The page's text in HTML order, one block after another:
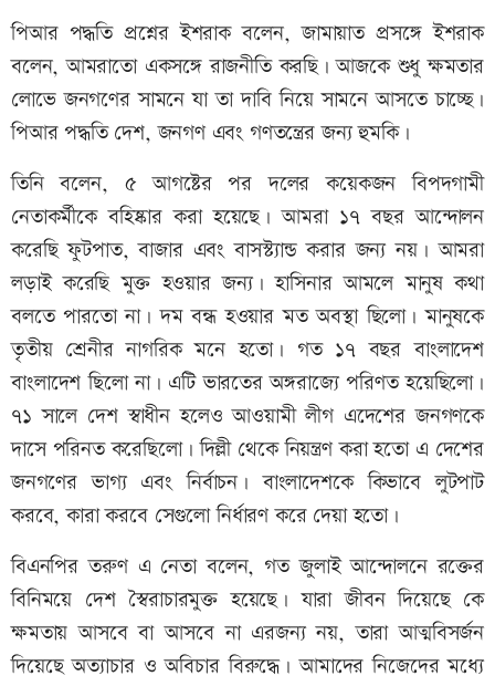
পিআর পদ্ধতি প্রশ্নের ইশরাক বলেন, জামায়াত প্রসঙ্গে ইশরাক
বলেন, আমরাতো একসঙ্গে রাজনীতি করছি। আজকে শুধু ক্ষমতার
লোভে জনগণের সামনে যা তা দাবি নিয়ে সামনে আসতে চাচ্ছে।
পিআর পদ্ধতি দেশ, জনগণ এবং গণতন্ত্রের জন্য হুমকি।
তিনি বলেন, ৫ আগষ্টের পর দলের কয়েকজন বিপদগামী
নেতাকর্মীকে বহিষ্কার করা হয়েছে। আমরা ১৭ বছর আন্দোলন
করেছি ফুটপাত, বাজার এবং বাসস্ট্যান্ড করার জন্য নয়। আমরা
লড়াই করেছি মুক্ত হওয়ার জন্য। হাসিনার আমলে মানুষ কথা
বলতে পারতো না। দম বন্ধ হওয়ার মত অবস্থা ছিলো। মানুষকে
তৃতীয় শ্রেনীর নাগরিক মনে হতো। গত ১৭ বছর বাংলাদেশ
বাংলাদেশ ছিলো না। এটি ভারতের অঙ্গরাজ্যে পরিণত হয়েছিলো।
৭১ সালে দেশ স্বাধীন হলেও আওয়ামী লীগ এদেশের জনগণকে
দাসে পরিনত করেছিলো। দিল্লী থেকে নিয়ন্ত্রণ করা হতো এ দেশের
জনগণের ভাগ্য এবং নির্বাচন। বাংলাদেশকে কিভাবে লুটপাট
করবে, কারা করবে সেগুলো নির্ধারণ করে দেয়া হতো।
বিএনপির তরুণ এ নেতা বলেন, গত জুলাই আন্দোলনে রক্তের
বিনিময়ে দেশ স্বৈরাচারমুক্ত হয়েছে। যারা জীবন দিয়েছে কে
ক্ষমতায় আসবে বা আসবে না এরজন্য নয়, তারা আত্মবিসর্জন
দিয়েছে অত্যাচার ও অবিচার বিরুদ্ধে। আমাদের নিজেদের মধ্যে